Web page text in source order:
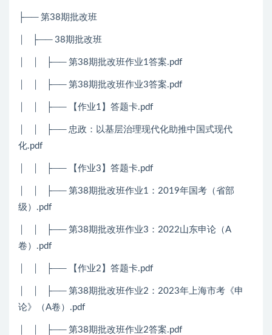
├── 第38期批改班
│ ├── 38期批改班
│ │ ├── 第38期批改班作业1答案.pdf
│ │ ├── 第38期批改班作业3答案.pdf
│ │ ├── 【作业1】答题卡.pdf
│ │ ├── 忠政：以基层治理现代化助推中国式现代
化.pdf
│ │ ├── 【作业3】答题卡.pdf
│ │ ├── 第38期批改班作业1：2019年国考（省部
级）.pdf
│ │ ├── 第38期批改班作业3：2022山东申论（A
卷）.pdf
│ │ ├── 【作业2】答题卡.pdf
│ │ ├── 第38期批改班作业2：2023年上海市考《申
论》（A卷）.pdf
│ │ ├── 第38期批改班作业2答案.pdf